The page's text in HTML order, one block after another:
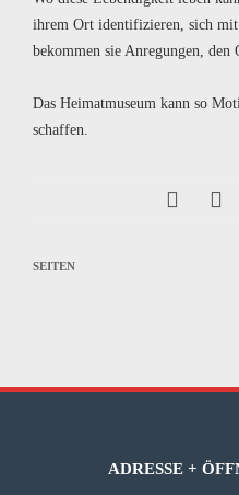
ihrem Ort identifizieren, sich mit
bekommen sie Anregungen, den
Das Heimatmuseum kann so
schaffen.
SEITEN
ADRESSE +